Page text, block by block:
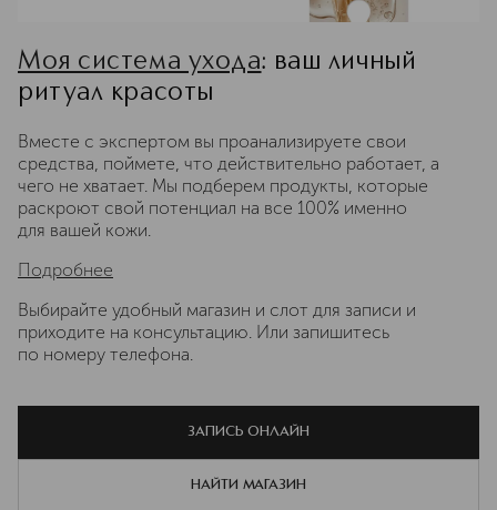
Моя система ухода: ваш личный
ритуал красоты
Вместе с экспертом вы проанализируете свои
средства, поймете, что действительно работает, а
чего не хватает. Мы подберем продукты, которые
раскроют свой потенциал на все 100% именно
для вашей кожи.
Подробнее
Выбирайте удобный магазин и слот для записи и
приходите на консультацию. Или запишитесь
по номеру телефона.
ЗАПИСЬ ОНЛАЙН
НАЙТИ МАГАЗИН